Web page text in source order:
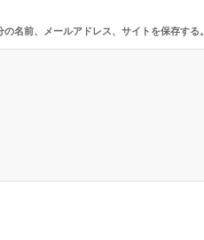
名前、メールアドレス、サイトを保存する。